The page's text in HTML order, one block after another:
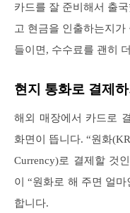
카드를 잘 준비해서 출
고 현금을 인출하는지
들이면, 수수료를 괜히
현지 통화로 결제
해외 매장에서 카드로
화면이 뜹니다. “원화
Currency)로 결제할 것
이 “원화로 해 주면 얼
합니다.